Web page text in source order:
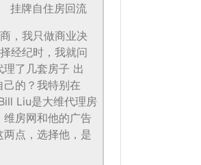
挂牌自住房回流
，我只做商业决
经纪时，我就问
了几套房子 出
的？我特别在
Liu是大维代理房
房网和他的广告
点，选择他，是